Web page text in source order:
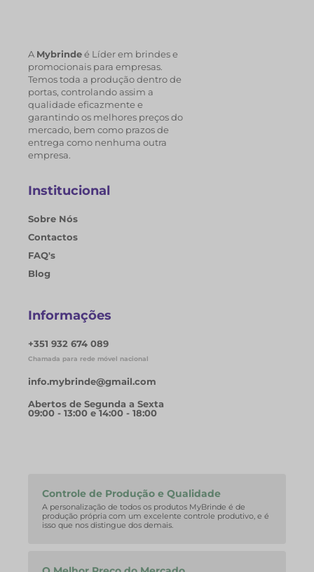
A Mybrindeé Líder em brindes e
promocionais para empresas.
Temos toda a produção dentro de
portas, controlando assim a
qualidade eficazmente e
garantindo os melhores preços do
mercado, bem como prazos de
entrega como nenhuma outra
empresa.
Institucional
Sobre Nós
Contactos
FAQ's
Blog
Informações
+351 932 674 089
Chamada para rede móvel nacional
info.mybrinde@gmail.com
Abertos de Segunda a Sexta
09:00 - 13:00 e 14:00 - 18:00
Controle de Produção e Qualidade
A personalização de todos os produtos MyBrinde é de
produção própria com um excelente controle produtivo, e é
isso que nos distingue dos demais.